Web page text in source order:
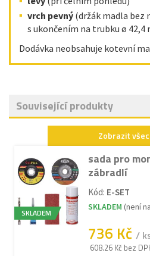
vrch pevný (držák madla bez
s ukončením na trubku ø 42,4
Dodávka neobsahuje kotevní
Související produkty
Zobrazit
SKLADEM
sada pro
zábradlí
Kód: E-SET
SKLADEM (není
736 Kč /
608.26 Kč bez